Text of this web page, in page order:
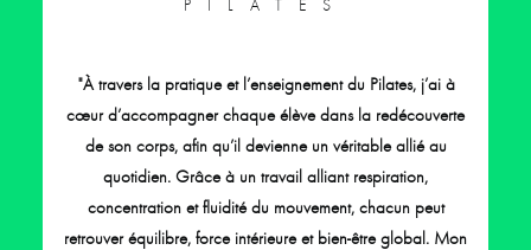
PILATES
"À travers la pratique et l’enseignement du Pilates, j’ai à
cœur d’accompagner chaque élève dans la redécouverte
de son corps, afin qu’il devienne un véritable allié au
quotidien. Grâce à un travail alliant respiration,
concentration et fluidité du mouvement, chacun peut
retrouver équilibre, force intérieure et bien-être global. Mon